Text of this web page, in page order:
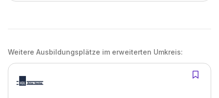
Weitere Ausbildungsplätze im erweiterten Umkreis: